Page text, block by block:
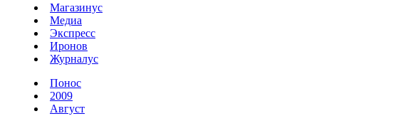
Магазинус
Медиа
Экспресс
Иронов
Журналус
Понос
2009
Август